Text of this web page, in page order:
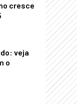
cresce
veja
o